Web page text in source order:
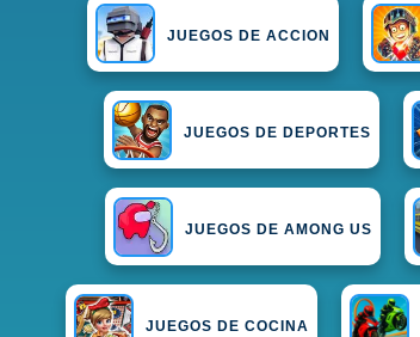
JUEGOS DE ACCION
JUEGOS DE DEPORTES
JUEGOS DE AMONG US
JUEGOS DE COCINA